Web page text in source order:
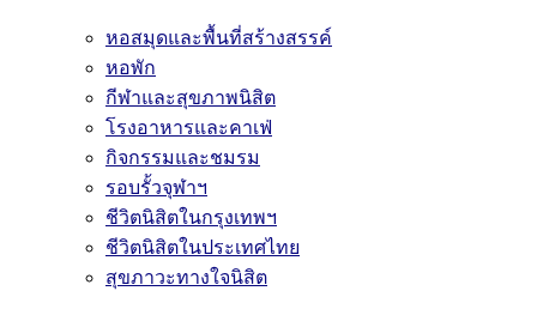
หอสมุดและพื้นที่สร้างสรรค์
หอพัก
กีฬาและสุขภาพนิสิต
โรงอาหารและคาเฟ่
กิจกรรมและชมรม
รอบรั้วจุฬาฯ
ชีวิตนิสิตในกรุงเทพฯ
ชีวิตนิสิตในประเทศไทย
สุขภาวะทางใจนิสิต